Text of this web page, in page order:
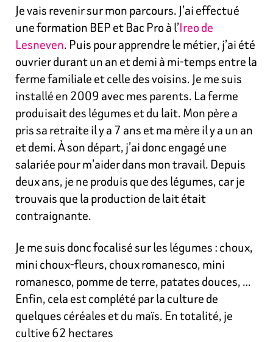
Je vais revenir sur mon parcours. J’ai effectué
une formation BEP et Bac Pro à l’Ireo de
Lesneven. Puis pour apprendre le métier, j’ai été
ouvrier durant un an et demi à mi-temps entre la
ferme familiale et celle des voisins. Je me suis
installé en 2009 avec mes parents. La ferme
produisait des légumes et du lait. Mon père a
pris sa retraite il y a 7 ans et ma mère il y a un an
et demi. À son départ, j’ai donc engagé une
salariée pour m’aider dans mon travail. Depuis
deux ans, je ne produis que des légumes, car je
trouvais que la production de lait était
contraignante.
Je me suis donc focalisé sur les légumes : choux,
mini choux-fleurs, choux romanesco, mini
romanesco, pomme de terre, patates douces, …
Enfin, cela est complété par la culture de
quelques céréales et du maïs. En totalité, je
cultive 62 hectares